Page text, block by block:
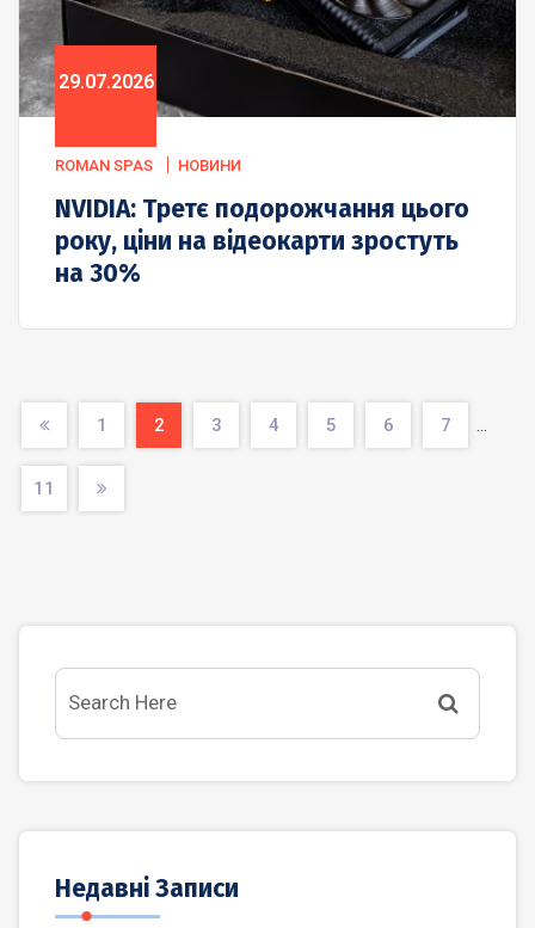
29.07.2026
ROMAN SPAS НОВИНИ
NVIDIA: Третє подорожчання цього
року, ціни на відеокарти зростуть
на 30%
1 2 3 4 5 6 7 …
11
Недавні Записи